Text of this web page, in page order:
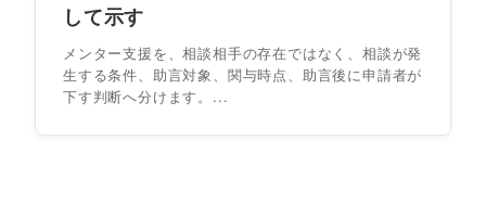
して示す
メンター支援を、相談相手の存在ではなく、相談が発
生する条件、助言対象、関与時点、助言後に申請者が
下す判断へ分けます。...